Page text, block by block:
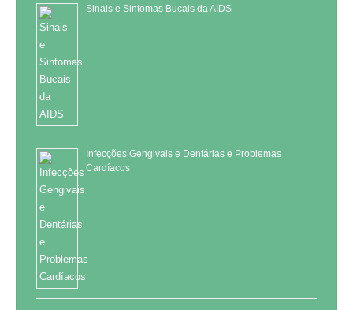
Sinais e Sintomas Bucais da AIDS
Infecções Gengivais e Dentárias e Problemas
Cardíacos